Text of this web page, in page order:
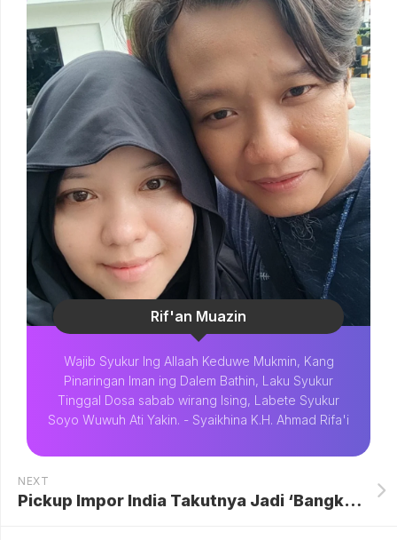
Rif'an Muazin
Wajib Syukur Ing Allaah Keduwe Mukmin, Kang
Pinaringan Iman ing Dalem Bathin, Laku Syukur
Tinggal Dosa sabab wirang Ising, Labete Syukur
Soyo Wuwuh Ati Yakin. - Syaikhina K.H. Ahmad Rifa'i
NEXT
Pickup Impor India Takutnya Jadi ‘Bangkai’, Begini Kata Bos Agrinas